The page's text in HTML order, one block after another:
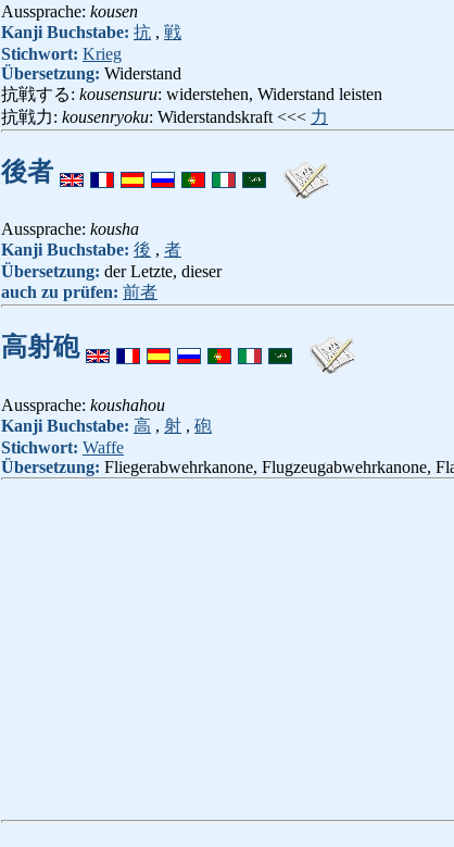
Aussprache: kousen
Kanji Buchstabe: 抗 , 戦
Stichwort: Krieg
Übersetzung: Widerstand
抗戦する: kousensuru: widerstehen, Widerstand leisten
抗戦力: kousenryoku: Widerstandskraft <<< 力
後者
Aussprache: kousha
Kanji Buchstabe: 後 , 者
Übersetzung: der Letzte, dieser
auch zu prüfen: 前者
高射砲
Aussprache: koushahou
Kanji Buchstabe: 高 , 射 , 砲
Stichwort: Waffe
Übersetzung: Fliegerabwehrkanone, Flugzeugabwehrkanone,